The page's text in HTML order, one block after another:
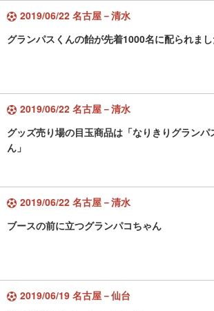
2019/06/22 名古屋－清水
グランパスくんの飴が先着1000名に配られま
2019/06/22 名古屋－清水
グッズ売り場の目玉商品は「なりきりグランパ
ん」
2019/06/22 名古屋－清水
ブースの前に立つグランパコちゃん
2019/06/19 名古屋－仙台